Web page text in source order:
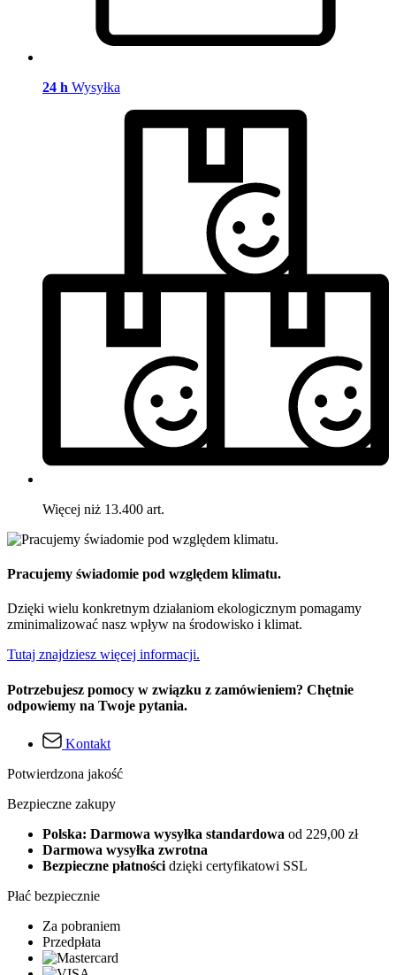
24 h Wysyłka
Więcej niż 13.400 art.
Pracujemy świadomie pod względem klimatu.
Dzięki wielu konkretnym działaniom ekologicznym pomagamy
zminimalizować nasz wpływ na środowisko i klimat.
Tutaj znajdziesz więcej informacji.
Potrzebujesz pomocy w związku z zamówieniem? Chętnie
odpowiemy na Twoje pytania.
Kontakt
Potwierdzona jakość
Bezpieczne zakupy
Polska: Darmowa wysyłka standardowa od 229,00 zł
Darmowa wysyłka zwrotna
Bezpieczne płatności dzięki certyfikatowi SSL
Płać bezpiecznie
Za pobraniem
Przedpłata